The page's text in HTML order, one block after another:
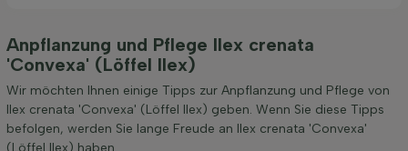
Anpflanzung und Pflege Ilex crenata
'Convexa' (Löffel Ilex)
Wir möchten Ihnen einige Tipps zur Anpflanzung und Pflege von
Ilex crenata 'Convexa' (Löffel Ilex) geben. Wenn Sie diese Tipps
befolgen, werden Sie lange Freude an Ilex crenata 'Convexa'
(Löffel Ilex) haben.